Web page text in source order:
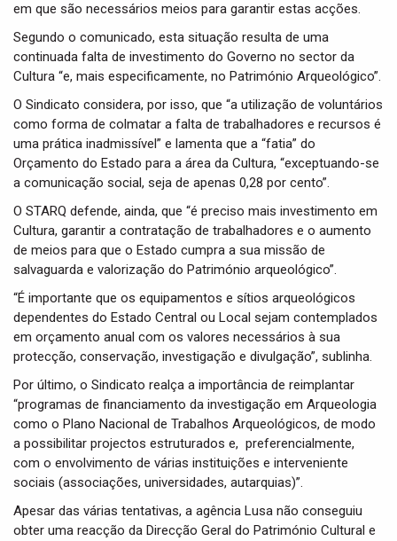
em que são necessários meios para garantir estas acções.
Segundo o comunicado, esta situação resulta de uma
continuada falta de investimento do Governo no sector da
Cultura “e, mais especificamente, no Património Arqueológico”.
O Sindicato considera, por isso, que “a utilização de voluntários
como forma de colmatar a falta de trabalhadores e recursos é
uma prática inadmissível” e lamenta que a “fatia” do
Orçamento do Estado para a área da Cultura, “exceptuando-se
a comunicação social, seja de apenas 0,28 por cento”.
O STARQ defende, ainda, que “é preciso mais investimento em
Cultura, garantir a contratação de trabalhadores e o aumento
de meios para que o Estado cumpra a sua missão de
salvaguarda e valorização do Património arqueológico”.
“É importante que os equipamentos e sítios arqueológicos
dependentes do Estado Central ou Local sejam contemplados
em orçamento anual com os valores necessários à sua
protecção, conservação, investigação e divulgação”, sublinha.
Por último, o Sindicato realça a importância de reimplantar
“programas de financiamento da investigação em Arqueologia
como o Plano Nacional de Trabalhos Arqueológicos, de modo
a possibilitar projectos estruturados e, preferencialmente,
com o envolvimento de várias instituições e interveniente
sociais (associações, universidades, autarquias)”.
Apesar das várias tentativas, a agência Lusa não conseguiu
obter uma reacção da Direcção Geral do Património Cultural e